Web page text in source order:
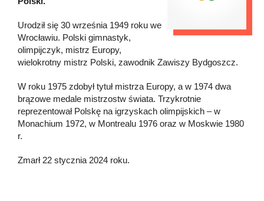
Urodził się 30 września 1949 roku we
Wrocławiu. Polski gimnastyk,
olimpijczyk, mistrz Europy,
wielokrotny mistrz Polski, zawodnik Zawiszy Bydgoszcz.
W roku 1975 zdobył tytuł mistrza Europy, a w 1974 dwa
brązowe medale mistrzostw świata. Trzykrotnie
reprezentował Polskę na igrzyskach olimpijskich – w
Monachium 1972, w Montrealu 1976 oraz w Moskwie 1980
r.
Zmarł 22 stycznia 2024 roku.